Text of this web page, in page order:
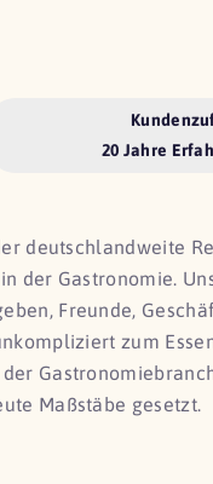
20 Jahre
deutschlandweite
der Gastronomie.
Freunde,
zum
Maßstäbe gesetzt.